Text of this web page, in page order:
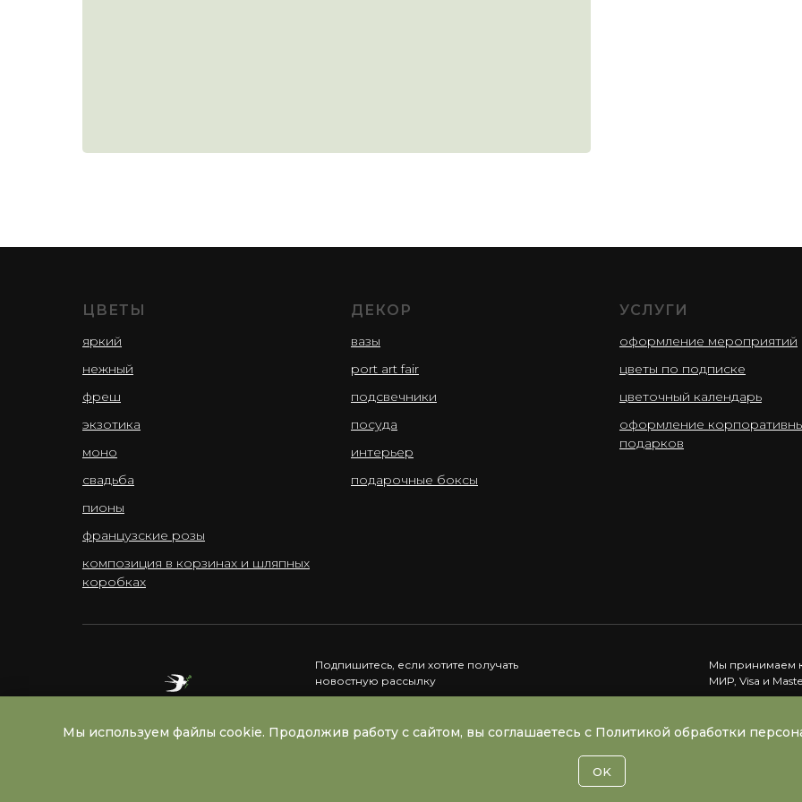
ЦВЕТЫ
яркий
нежный
фреш
экзотика
моно
свадьба
пионы
французские розы
композиция в корзинах и шляпных
коробках
ДЕКОР
вазы
port art fair
подсвечники
посуда
интерьер
подарочные боксы
УСЛУГИ
оформление мероприятий
цветы по подписке
цветочный календарь
оформление
подарков
Мы принимаем
МИР, Visa и
Подписаться
Подпишитесь, если хотите получать
новостную рассылку
Мы используем файлы cookie. Продолжив работу с сайтом, вы соглашаетесь с Политикой обработки
OK